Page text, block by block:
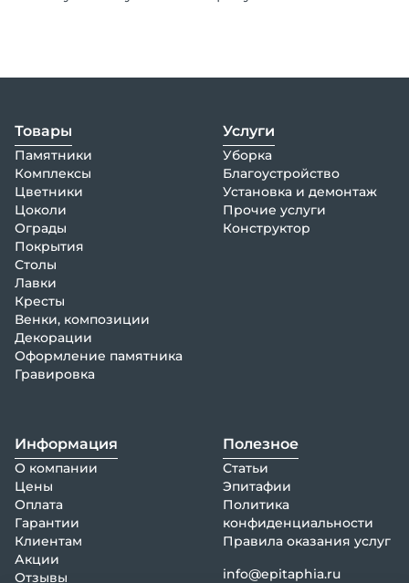
Товары
Памятники
Комплексы
Цветники
Цоколи
Ограды
Покрытия
Столы
Лавки
Кресты
Венки, композиции
Декорации
Оформление памятника
Гравировка
Услуги
Уборка
Благоустройство
Установка и демонтаж
Прочие услуги
Конструктор
Информация
О компании
Цены
Оплата
Гарантии
Клиентам
Акции
Отзывы
Полезное
Статьи
Эпитафии
Политика
конфиденциальности
Правила оказания услуг
info@epitaphia.ru